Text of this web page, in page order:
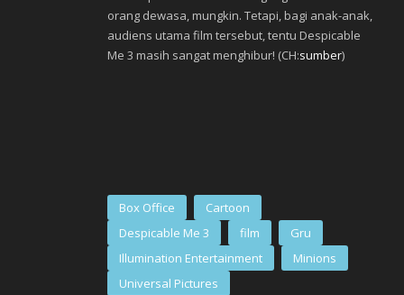
orang dewasa, mungkin. Tetapi, bagi anak-anak,
audiens utama film tersebut, tentu Despicable
Me 3 masih sangat menghibur! (CH:sumber)
Box Office
Cartoon
Despicable Me 3
film
Gru
Illumination Entertainment
Minions
Universal Pictures